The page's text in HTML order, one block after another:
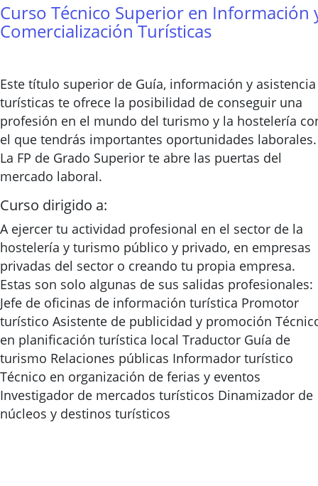
Curso Técnico Superior en Información
Comercialización Turísticas
Este título superior de Guía, información y asistencia
turísticas te ofrece la posibilidad de conseguir una
profesión en el mundo del turismo y la hostelería
el que tendrás importantes oportunidades laborales.
La FP de Grado Superior te abre las puertas del
mercado laboral.
Curso dirigido a:
A ejercer tu actividad profesional en el sector de la
hostelería y turismo público y privado, en empresas
privadas del sector o creando tu propia empresa.
Estas son solo algunas de sus salidas profesionales:
Jefe de oficinas de información turística Promotor
turístico Asistente de publicidad y promoción
en planificación turística local Traductor Guía de
turismo Relaciones públicas Informador turístico
Técnico en organización de ferias y eventos
Investigador de mercados turísticos Dinamizador de
núcleos y destinos turísticos